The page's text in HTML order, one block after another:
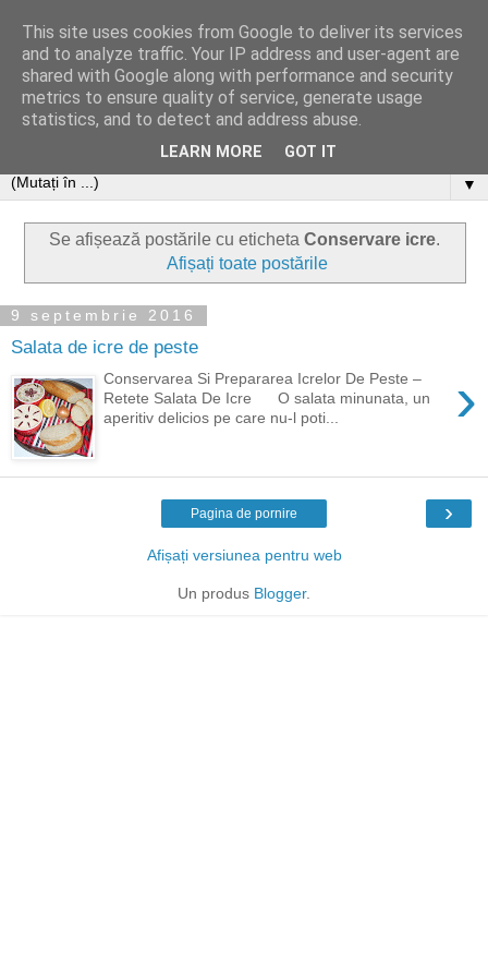
▼
Se afișează postările cu eticheta Conservare icre.
Afișați toate postările
9 septembrie 2016
Salata de icre de peste
›
Conservarea Si Prepararea Icrelor De Peste –
Retete Salata De Icre O salata minunata, un
aperitiv delicios pe care nu-l poti...
›
Pagina de pornire
Afișați versiunea pentru web
Un produs Blogger.
This site uses cookies from Google to deliver its services
and to analyze traffic. Your IP address and user-agent are
shared with Google along with performance and security
metrics to ensure quality of service, generate usage
statistics, and to detect and address abuse.
LEARN MORE GOT IT